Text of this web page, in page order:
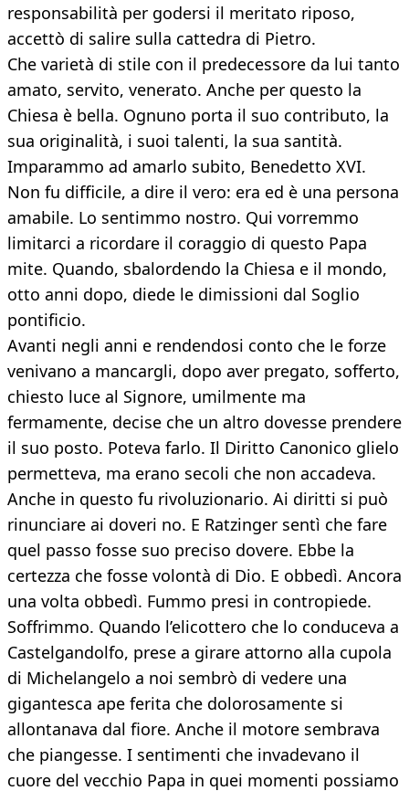
responsabilità per godersi il meritato riposo,
accettò di salire sulla cattedra di Pietro.
Che varietà di stile con il predecessore da lui tanto
amato, servito, venerato. Anche per questo la
Chiesa è bella. Ognuno porta il suo contributo, la
sua originalità, i suoi talenti, la sua santità.
Imparammo ad amarlo subito, Benedetto XVI.
Non fu difficile, a dire il vero: era ed è una persona
amabile. Lo sentimmo nostro. Qui vorremmo
limitarci a ricordare il coraggio di questo Papa
mite. Quando, sbalordendo la Chiesa e il mondo,
otto anni dopo, diede le dimissioni dal Soglio
pontificio.
Avanti negli anni e rendendosi conto che le forze
venivano a mancargli, dopo aver pregato, sofferto,
chiesto luce al Signore, umilmente ma
fermamente, decise che un altro dovesse prendere
il suo posto. Poteva farlo. Il Diritto Canonico glielo
permetteva, ma erano secoli che non accadeva.
Anche in questo fu rivoluzionario. Ai diritti si può
rinunciare ai doveri no. E Ratzinger sentì che fare
quel passo fosse suo preciso dovere. Ebbe la
certezza che fosse volontà di Dio. E obbedì. Ancora
una volta obbedì. Fummo presi in contropiede.
Soffrimmo. Quando l’elicottero che lo conduceva a
Castelgandolfo, prese a girare attorno alla cupola
di Michelangelo a noi sembrò di vedere una
gigantesca ape ferita che dolorosamente si
allontanava dal fiore. Anche il motore sembrava
che piangesse. I sentimenti che invadevano il
cuore del vecchio Papa in quei momenti possiamo